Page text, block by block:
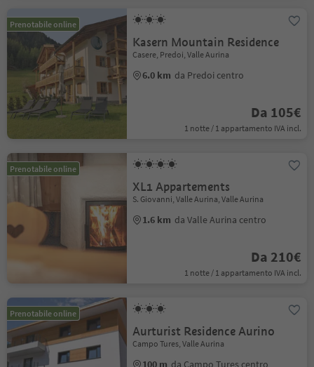
Prenotabile online
Kasern Mountain Residence
Casere, Predoi, Valle Aurina
6.0 km da Predoi centro
Da 105€
1 notte / 1 appartamento IVA incl.
Prenotabile online
XL1 Appartements
S. Giovanni, Valle Aurina, Valle Aurina
1.6 km da Valle Aurina centro
Da 210€
1 notte / 1 appartamento IVA incl.
Prenotabile online
Aurturist Residence Aurino
Campo Tures, Valle Aurina
100 m da Campo Tures centro